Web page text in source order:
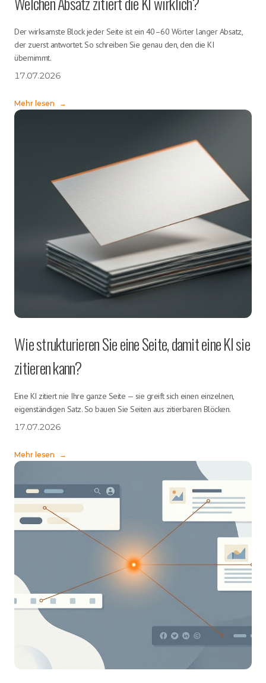
Der wirksamste Block jeder Seite ist ein 40–60 Wörter langer Absatz,
der zuerst antwortet. So schreiben Sie genau den, den die KI
übernimmt.
17.07.2026
Mehr lesen →
Wie strukturieren Sie eine Seite, damit eine KI sie
zitieren kann?
Eine KI zitiert nie Ihre ganze Seite — sie greift sich einen einzelnen,
eigenständigen Satz. So bauen Sie Seiten aus zitierbaren Blöcken.
17.07.2026
Mehr lesen →